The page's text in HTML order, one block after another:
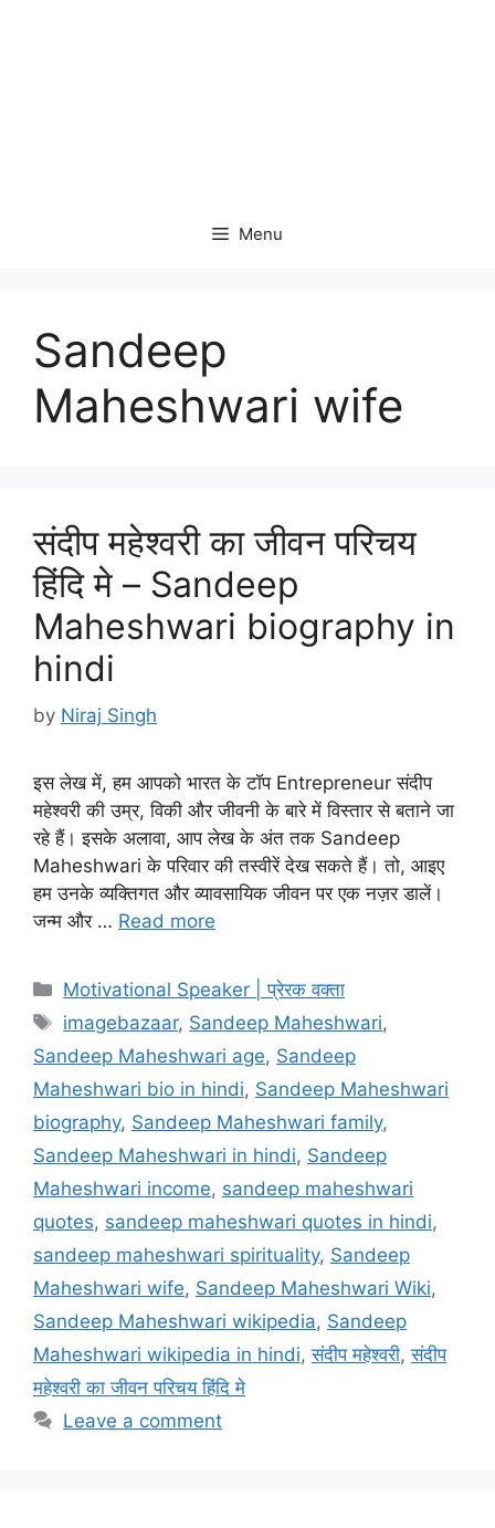
Menu
Sandeep
Maheshwari wife
संदीप महेश्वरी का जीवन परिचय
हिंदि मे – Sandeep
Maheshwari biography in
hindi
by Niraj Singh
इस लेख में, हम आपको भारत के टॉप Entrepreneur संदीप
महेश्वरी की उम्र, विकी और जीवनी के बारे में विस्तार से बताने जा
रहे हैं। इसके अलावा, आप लेख के अंत तक Sandeep
Maheshwari के परिवार की तस्वीरें देख सकते हैं। तो, आइए
हम उनके व्यक्तिगत और व्यावसायिक जीवन पर एक नज़र डालें।
जन्म और … Read more
Categories
Motivational Speaker | प्रेरक वक्ता
Tags
imagebazaar, Sandeep Maheshwari,
Sandeep Maheshwari age, Sandeep
Maheshwari bio in hindi, Sandeep Maheshwari
biography, Sandeep Maheshwari family,
Sandeep Maheshwari in hindi, Sandeep
Maheshwari income, sandeep maheshwari
quotes, sandeep maheshwari quotes in hindi,
sandeep maheshwari spirituality, Sandeep
Maheshwari wife, Sandeep Maheshwari Wiki,
Sandeep Maheshwari wikipedia, Sandeep
Maheshwari wikipedia in hindi,संदीप महेश्वरी,संदीप
महेश्वरी का जीवन परिचय हिंदि मे
Leave a comment